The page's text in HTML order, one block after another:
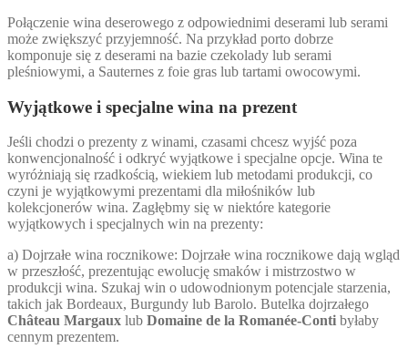
Połączenie wina deserowego z odpowiednimi deserami lub serami
może zwiększyć przyjemność. Na przykład porto dobrze
komponuje się z deserami na bazie czekolady lub serami
pleśniowymi, a Sauternes z foie gras lub tartami owocowymi.
Wyjątkowe i specjalne wina na prezent
Jeśli chodzi o prezenty z winami, czasami chcesz wyjść poza
konwencjonalność i odkryć wyjątkowe i specjalne opcje. Wina te
wyróżniają się rzadkością, wiekiem lub metodami produkcji, co
czyni je wyjątkowymi prezentami dla miłośników lub
kolekcjonerów wina. Zagłębmy się w niektóre kategorie
wyjątkowych i specjalnych win na prezenty:
a) Dojrzałe wina rocznikowe: Dojrzałe wina rocznikowe dają wgląd
w przeszłość, prezentując ewolucję smaków i mistrzostwo w
produkcji wina. Szukaj win o udowodnionym potencjale starzenia,
takich jak Bordeaux, Burgundy lub Barolo. Butelka dojrzałego
Château Margaux lub Domaine de la Romanée-Conti byłaby
cennym prezentem.